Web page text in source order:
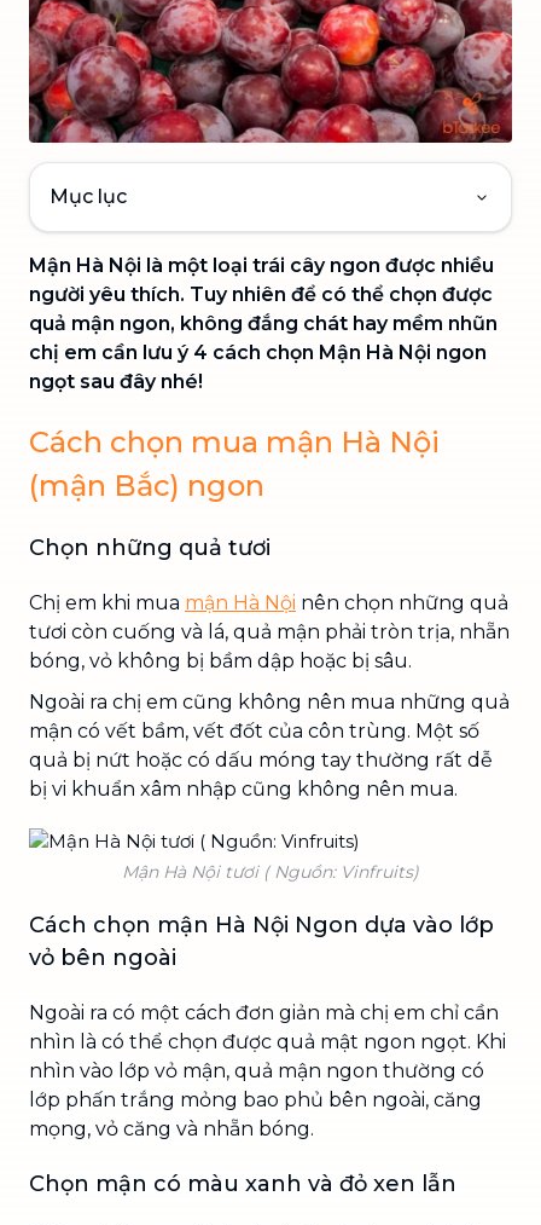
Mục lục
Mận Hà Nội là một loại trái cây ngon được nhiều
người yêu thích. Tuy nhiên để có thể chọn được
quả mận ngon, không đắng chát hay mềm nhũn
chị em cần lưu ý 4 cách chọn Mận Hà Nội ngon
ngọt sau đây nhé!
Cách chọn mua mận Hà Nội
(mận Bắc) ngon
Chọn những quả tươi
Chị em khi mua mận Hà Nội nên chọn những quả
tươi còn cuống và lá, quả mận phải tròn trịa, nhẵn
bóng, vỏ không bị bầm dập hoặc bị sâu.
Ngoài ra chị em cũng không nên mua những quả
mận có vết bầm, vết đốt của côn trùng. Một số
quả bị nứt hoặc có dấu móng tay thường rất dễ
bị vi khuẩn xâm nhập cũng không nên mua.
Mận Hà Nội tươi ( Nguồn: Vinfruits)
Cách chọn mận Hà Nội Ngon dựa vào lớp
vỏ bên ngoài
Ngoài ra có một cách đơn giản mà chị em chỉ cần
nhìn là có thể chọn được quả mật ngon ngọt. Khi
nhìn vào lớp vỏ mận, quả mận ngon thường có
lớp phấn trắng mỏng bao phủ bên ngoài, căng
mọng, vỏ căng và nhẵn bóng.
Chọn mận có màu xanh và đỏ xen lẫn